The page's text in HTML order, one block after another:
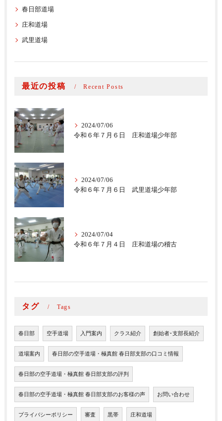
春日部道場
庄和道場
武里道場
最近の投稿 Recent Posts
2024/07/06
令和６年７月６日 庄和道場少年部
2024/07/06
令和６年７月６日 武里道場少年部
2024/07/04
令和６年７月４日 庄和道場の稽古
タグ Tags
春日部 空手道場 入門案内 クラス紹介 創始者･支部長紹介
道場案内 春日部の空手道場・極真館 春日部支部の口コミ情報
春日部の空手道場・極真館 春日部支部の評判
春日部の空手道場・極真館 春日部支部のお客様の声 お問い合わせ
プライバシーポリシー 審査 黒帯 庄和道場